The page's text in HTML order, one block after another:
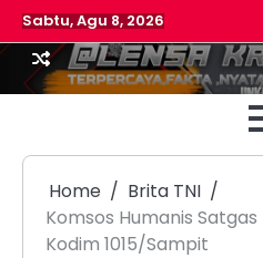
Skip
to
content
Sabtu, Agu 8, 2026
Home
Brita TNI
Komsos Humanis
Kodim 1015/Sampit